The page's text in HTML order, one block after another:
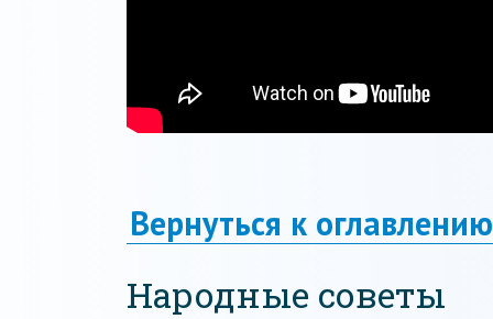
Вернуться к оглавлению
Народные советы